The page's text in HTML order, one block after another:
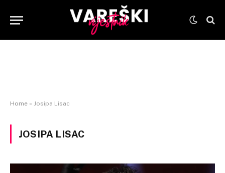
Home » Josipa Lisac
JOSIPA LISAC